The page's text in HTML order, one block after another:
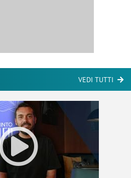
VEDI TUTTI